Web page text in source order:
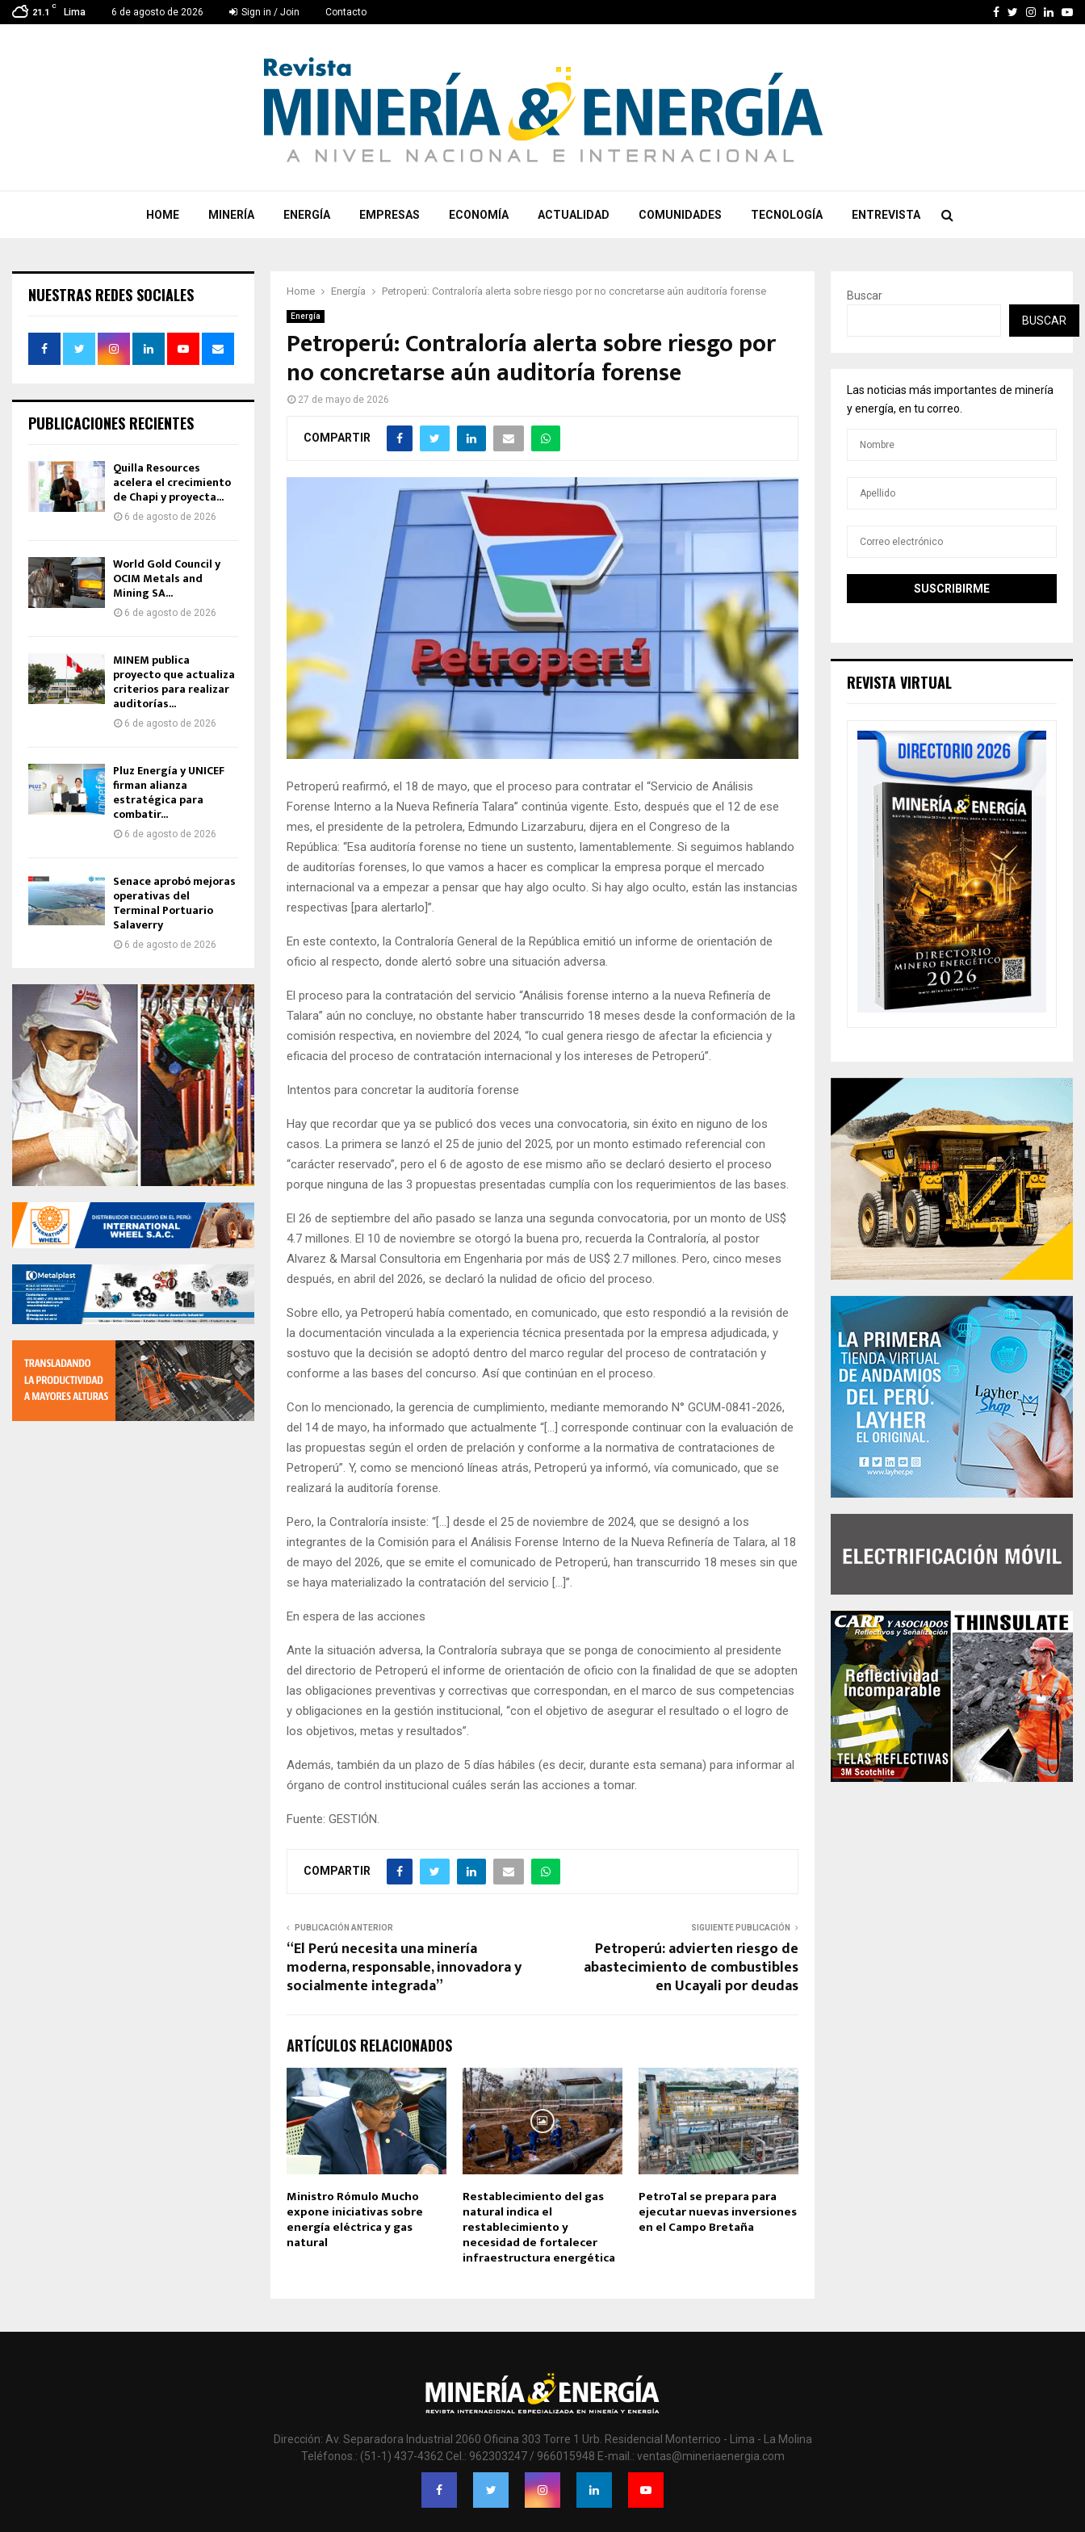
21.1
C
Lima 6 de agosto de 2026 Sign in / Join Contacto Facebook
Twitter
HOME MINERÍA ENERGÍA EMPRESAS ECONOMÍA ACTUALIDAD COMUNIDADES TECNOLOGÍA ENTREVISTA
Home Energía Petroperú: Contraloría alerta sobre riesgo por no concretarse aún auditoría forense
Energía
Petroperú: Contraloría alerta sobre riesgo por
no concretarse aún auditoría forense
27 de mayo de 2026
COMPARTIR
Petroperú reafirmó, el 18 de mayo, que el proceso para contratar el “Servicio de Análisis
Forense Interno a la Nueva Refinería Talara” continúa vigente. Esto, después que el 12 de ese
mes, el presidente de la petrolera, Edmundo Lizarzaburu, dijera en el Congreso de la
República: “Esa auditoría forense no tiene un sustento, lamentablemente. Si seguimos hablando
de auditorías forenses, lo que vamos a hacer es complicar la empresa porque el mercado
internacional va a empezar a pensar que hay algo oculto. Si hay algo oculto, están las instancias
respectivas [para alertarlo]”.
En este contexto, la Contraloría General de la República emitió un informe de orientación de
oficio al respecto, donde alertó sobre una situación adversa.
El proceso para la contratación del servicio “Análisis forense interno a la nueva Refinería de
Talara” aún no concluye, no obstante haber transcurrido 18 meses desde la conformación de la
comisión respectiva, en noviembre del 2024, “lo cual genera riesgo de afectar la eficiencia y
eficacia del proceso de contratación internacional y los intereses de Petroperú”.
Intentos para concretar la auditoría forense
Hay que recordar que ya se publicó dos veces una convocatoria, sin éxito en niguno de los
casos. La primera se lanzó el 25 de junio del 2025, por un monto estimado referencial con
“carácter reservado”, pero el 6 de agosto de ese mismo año se declaró desierto el proceso
porque ninguna de las 3 propuestas presentadas cumplía con los requerimientos de las bases.
El 26 de septiembre del año pasado se lanza una segunda convocatoria, por un monto de US$
4.7 millones. El 10 de noviembre se otorgó la buena pro, recuerda la Contraloría, al postor
Alvarez & Marsal Consultoria em Engenharia por más de US$ 2.7 millones. Pero, cinco meses
después, en abril del 2026, se declaró la nulidad de oficio del proceso.
Sobre ello, ya Petroperú había comentado, en comunicado, que esto respondió a la revisión de
la documentación vinculada a la experiencia técnica presentada por la empresa adjudicada, y
sostuvo que la decisión se adoptó dentro del marco regular del proceso de contratación y
conforme a las bases del concurso. Así que continúan en el proceso.
Con lo mencionado, la gerencia de cumplimiento, mediante memorando N° GCUM-0841-2026,
del 14 de mayo, ha informado que actualmente “[…] corresponde continuar con la evaluación de
las propuestas según el orden de prelación y conforme a la normativa de contrataciones de
Petroperú”. Y, como se mencionó líneas atrás, Petroperú ya informó, vía comunicado, que se
realizará la auditoría forense.
Pero, la Contraloría insiste: “[…] desde el 25 de noviembre de 2024, que se designó a los
integrantes de la Comisión para el Análisis Forense Interno de la Nueva Refinería de Talara, al 18
de mayo del 2026, que se emite el comunicado de Petroperú, han transcurrido 18 meses sin que
se haya materializado la contratación del servicio […]”.
En espera de las acciones
Ante la situación adversa, la Contraloría subraya que se ponga de conocimiento al presidente
del directorio de Petroperú el informe de orientación de oficio con la finalidad de que se adopten
las obligaciones preventivas y correctivas que correspondan, en el marco de sus competencias
y obligaciones en la gestión institucional, “con el objetivo de asegurar el resultado o el logro de
los objetivos, metas y resultados”.
Además, también da un plazo de 5 días hábiles (es decir, durante esta semana) para informar al
órgano de control institucional cuáles serán las acciones a tomar.
Fuente: GESTIÓN.
COMPARTIR
PUBLICACIÓN ANTERIOR
“El Perú necesita una minería
moderna, responsable, innovadora y
socialmente integrada”
SIGUIENTE PUBLICACIÓN
Petroperú: advierten riesgo de
abastecimiento de combustibles
en Ucayali por deudas
ARTÍCULOS RELACIONADOS
Ministro Rómulo Mucho
expone iniciativas sobre
energía eléctrica y gas
natural
Restablecimiento del gas
natural indica el
restablecimiento y
necesidad de fortalecer
infraestructura energética
PetroTal se prepara para
ejecutar nuevas inversiones
en el Campo Bretaña
NUESTRAS REDES SOCIALES
PUBLICACIONES RECIENTES
Quilla Resources
acelera el crecimiento
de Chapi y proyecta...
6 de agosto de 2026
World Gold Council y
OCIM Metals and
Mining SA...
6 de agosto de 2026
MINEM publica
proyecto que actualiza
criterios para realizar
auditorías...
6 de agosto de 2026
Pluz Energía y UNICEF
firman alianza
estratégica para
combatir...
6 de agosto de 2026
Senace aprobó mejoras
operativas del
Terminal Portuario
Salaverry
6 de agosto de 2026
Buscar
BUSCAR
Las noticias más importantes de minería
y energía, en tu correo.
REVISTA VIRTUAL
Dirección: Av. Separadora Industrial 2060 Oficina 303 Torre 1 Urb. Residencial Monterrico - Lima - La Molina
Teléfonos.: (51-1) 437-4362 Cel.: 962303247 / 966015948 E-mail.: ventas@mineriaenergia.com